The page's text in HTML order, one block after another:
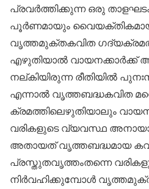
പ്രവര്‍ത്തിക്കുന്ന ഒരു
പൂര്‍ണമായും
വൃത്തമുക്തകവിത
എഴുതിയാല്‍ വായനക്കാര്‍ക്ക്
നല്കിയിരുന്ന രീതിയില്‍
എന്നാല്‍ വൃത്തബദ്ധകവിത
ക്രമത്തിലെഴുതിയാലും
വരികളുടെ വ്യവസ്ഥ
അതായത് വൃത്തബദ്ധമായ
പ്രസ്തുതവൃത്തംതന്നെ
നിര്‍വഹിക്കുമ്പോള്‍